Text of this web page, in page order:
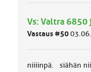
m
ä
k
Vs: Valtra
Vastaus #50
niiiinpä. siähän